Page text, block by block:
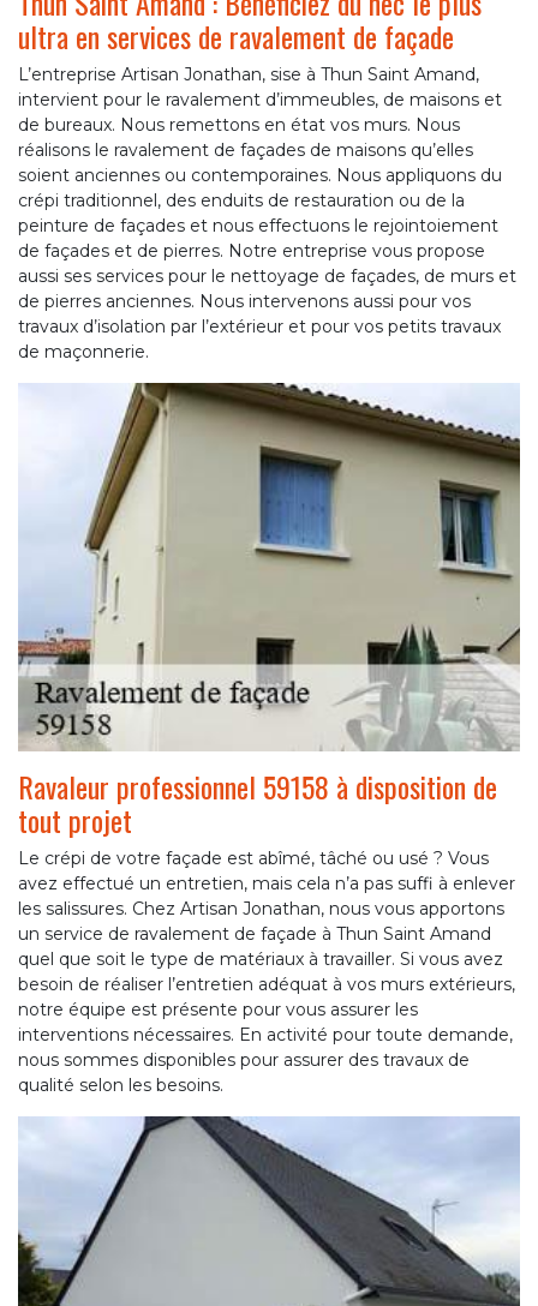
ultra en services de ravalement de façade
L’entreprise Artisan Jonathan, sise à Thun Saint Amand,
intervient pour le ravalement d’immeubles, de maisons et
de bureaux. Nous remettons en état vos murs. Nous
réalisons le ravalement de façades de maisons qu’elles
soient anciennes ou contemporaines. Nous appliquons du
crépi traditionnel, des enduits de restauration ou de la
peinture de façades et nous effectuons le rejointoiement
de façades et de pierres. Notre entreprise vous propose
aussi ses services pour le nettoyage de façades, de murs et
de pierres anciennes. Nous intervenons aussi pour vos
travaux d’isolation par l’extérieur et pour vos petits travaux
de maçonnerie.
Ravaleur professionnel 59158 à disposition de
tout projet
Le crépi de votre façade est abîmé, tâché ou usé ? Vous
avez effectué un entretien, mais cela n’a pas suffi à enlever
les salissures. Chez Artisan Jonathan, nous vous apportons
un service de ravalement de façade à Thun Saint Amand
quel que soit le type de matériaux à travailler. Si vous avez
besoin de réaliser l’entretien adéquat à vos murs extérieurs,
notre équipe est présente pour vous assurer les
interventions nécessaires. En activité pour toute demande,
nous sommes disponibles pour assurer des travaux de
qualité selon les besoins.